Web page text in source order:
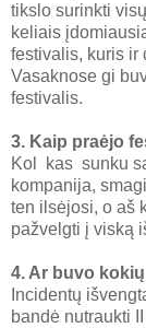
tikslo surinkti
keliais
festivalis, kuris ir
Vasaknose gi
festivalis.
3. Kaip praėjo
Kol kas sunku
kompanija,
ten ilsėjosi, o aš
pažvelgti į viską
4. Ar buvo
Incidentų
bandė nutraukti